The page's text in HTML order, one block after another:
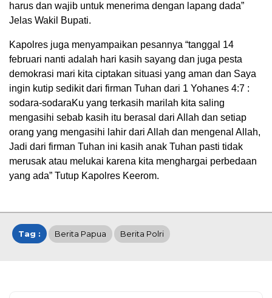
harus dan wajib untuk menerima dengan lapang dada”
Jelas Wakil Bupati.
Kapolres juga menyampaikan pesannya “tanggal 14
februari nanti adalah hari kasih sayang dan juga pesta
demokrasi mari kita ciptakan situasi yang aman dan Saya
ingin kutip sedikit dari firman Tuhan dari 1 Yohanes 4:7 :
sodara-sodaraKu yang terkasih marilah kita saling
mengasihi sebab kasih itu berasal dari Allah dan setiap
orang yang mengasihi lahir dari Allah dan mengenal Allah,
Jadi dari firman Tuhan ini kasih anak Tuhan pasti tidak
merusak atau melukai karena kita menghargai perbedaan
yang ada” Tutup Kapolres Keerom.
Tag : Berita Papua Berita Polri